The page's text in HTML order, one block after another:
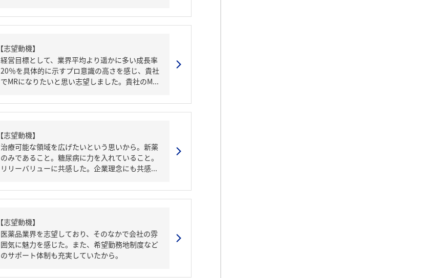
【志望動機】
経営目標として、業界平均より遥かに多い成長率
20％を具体的に示すプロ意識の高さを感じ、貴社
でMRになりたいと思い志望しました。貴社のM...
【志望動機】
治療可能な領域を広げたいという思いから。新薬
のみであること。糖尿病に力を入れていること。
リリーバリューに共感した。企業理念にも共感...
【志望動機】
医薬品業界を志望しており、そのなかで会社の雰
囲気に魅力を感じた。また、希望勤務地制度など
のサポート体制も充実していたから。